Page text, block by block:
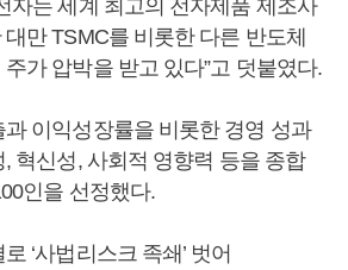
자는 세계 최고의 전자제품 제조사
만 TSMC를 비롯한 다른 반도체
가 압박을 받고 있다”고 덧붙였다.
이익성장률을 비롯한 경영 성과
혁신성, 사회적 영향력 등을 종합
인을 선정했다.
‘사법리스크 족쇄’ 벗어